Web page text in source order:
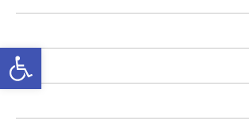
פתח